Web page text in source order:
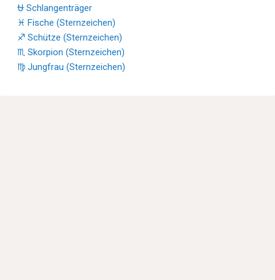
⛎ Schlangenträger
♓ Fische (Sternzeichen)
♐ Schütze (Sternzeichen)
♏ Skorpion (Sternzeichen)
♍ Jungfrau (Sternzeichen)